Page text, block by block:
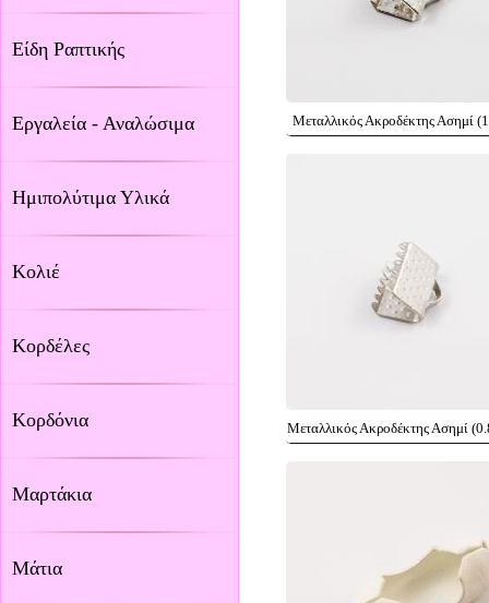
Είδη Ραπτικής
Εργαλεία - Αναλώσιμα
Ημιπολύτιμα Υλικά
Κολιέ
Κορδέλες
Κορδόνια
Μαρτάκια
Μάτια
Μεταλλικός Ακροδέκτης Ασημί
Μεταλλικός Ακροδέκτης Ασημί